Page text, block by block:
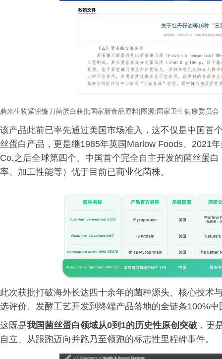
蘑米生物紧密镰刀菌蛋白获批国家新食品原料|图源:国家卫生健康委员会
该产品此前已率先通过美国市场准入，这不仅是中国首
丝蛋白产品，更是继1985年英国Marlow Foods、2021
Co.之后全球第四个、中国首个完全自主开发的菌丝蛋
率、加工性能等）优于目前已商业化菌株。
此次获批打破海外长达四十余年的菌种源头、核心技术
选评价、发酵工艺开发到终端产品落地的全链条100%
这既是我国菌丝蛋白领域从0到1的历史性原创突破 ，更
自立、从跟跑迈向并跑乃至领跑的标志性里程碑事件。